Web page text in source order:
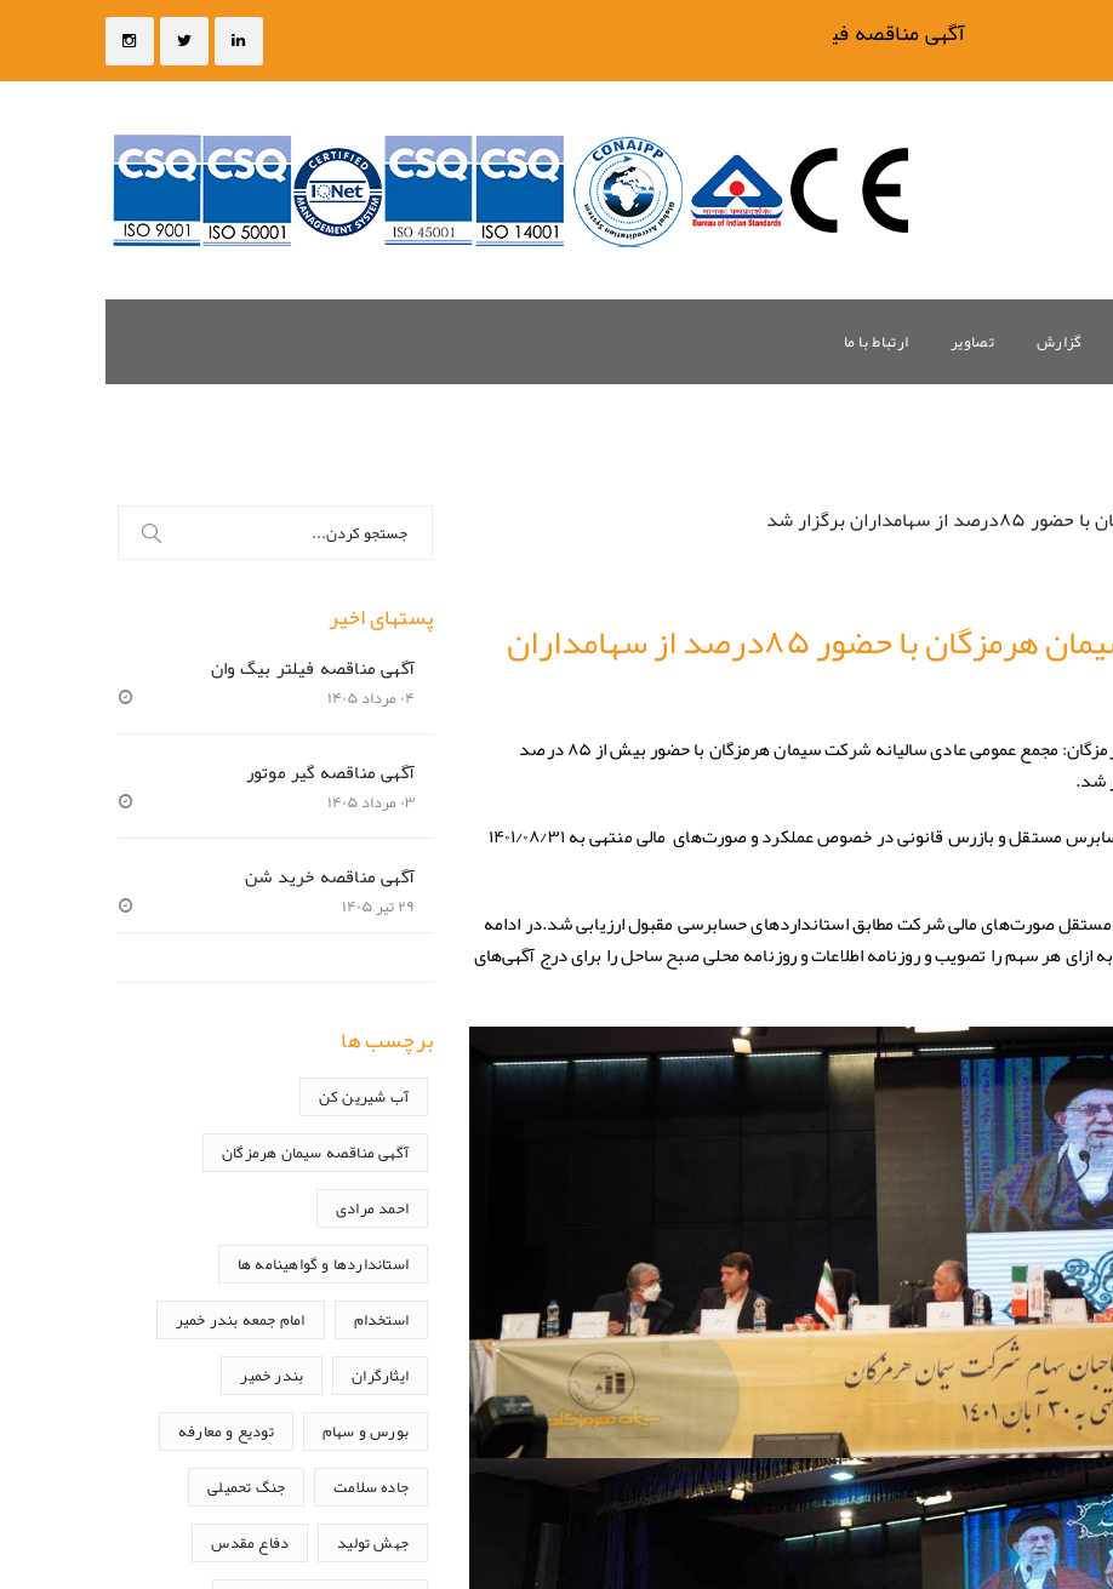
آگهی مناقصه فیلتر بیگ وان
ارتباط با ما تصاویر گزارش
مجمع عمومی شرکت سیمان هرمزگان با حضور ۸۵درصد از سهامداران
به گزارش روابط عمومی شرکت سیمان هرمزگان: مجمع عمومی عادی سالیانه شرکت سیمان هرمزگان با حضور بیش از ۸۵ درصد
شد.
پس از انجام تشریفات قانونی گزارش حسابرس مستقل و بازرس قانونی در خصوص عملکرد و صورت‌های مالی منتهی به ۱۴۰۱/۰۸/۳۱
صورت‌های مالی شرکت مطابق استانداردهای حسابرسی مقبول ارزیابی شد.در ادامه
تقسیم سود به میزان ۲۰۰۰ ریال به ازای هر سهم را تصویب و روزنامه اطلاعات و روزنامه محلی صبح ساحل را برای درج آگهی‌های
برای:
پستهای اخیر
آگهی مناقصه فیلتر بیگ وان
۰۴ مرداد ۱۴۰۵
آگهی مناقصه گیر موتور
۰۳ مرداد ۱۴۰۵
آگهی مناقصه خرید شن
۲۹ تیر ۱۴۰۵
برچسب ها
آب شیرین کن
آگهی مناقصه سیمان هرمزگان
احمد مرادی
استانداردها و گواهینامه ها
استخدام امام جمعه بندر خمیر
ایثارگران بندر خمیر
بورس و سهام تودیع و معارفه
جاده سلامت جنگ تحمیلی
جهش تولید دفاع مقدس